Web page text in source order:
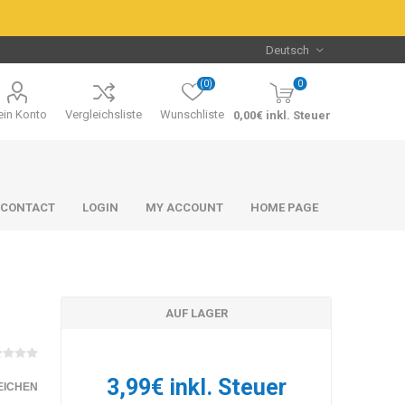
Konto Vergleichsliste Wunschliste
(0) 0
0,00€ inkl. Steuer
CONTACT LOGIN MY ACCOUNT HOME PAGE
AUF LAGER
3,99€ inkl. Steuer